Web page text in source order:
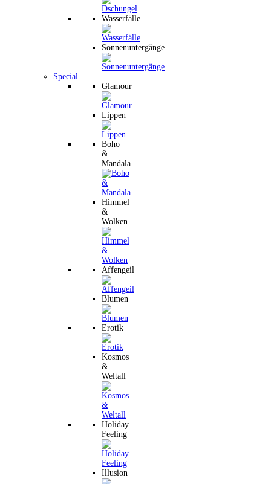
Wasserfälle
Sonnenuntergänge
Special
Glamour
Lippen
Boho
&
Mandala
Himmel
&
Wolken
Affengeil
Blumen
Erotik
Kosmos
&
Weltall
Holiday
Feeling
Illusion